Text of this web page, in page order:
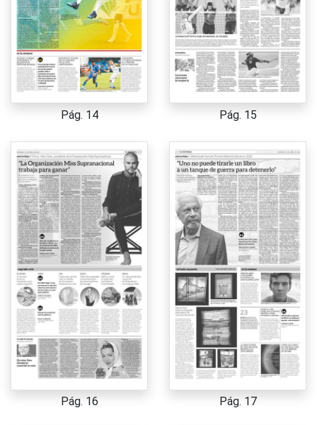
Pág. 14 Pág. 15
Pág. 16 Pág. 17